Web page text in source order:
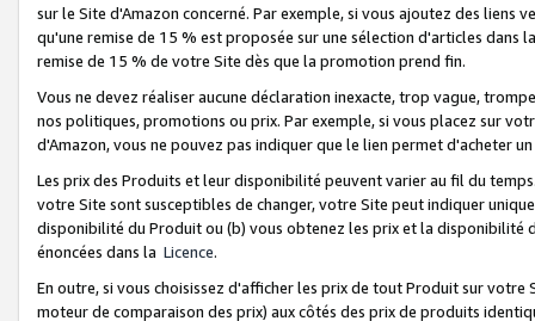
sur le Site d'Amazon concerné. Par exemple, si vous ajoutez des
qu'une remise de 15 % est proposée sur une sélection d'articles
remise de 15 % de votre Site dès que la promotion prend fin.
Vous ne devez réaliser aucune déclaration inexacte, trop vague,
nos politiques, promotions ou prix. Par exemple, si vous placez sur
d'Amazon, vous ne pouvez pas indiquer que le lien permet d'acheter
Les prix des Produits et leur disponibilité peuvent varier au fil du
votre Site sont susceptibles de changer, votre Site peut indiquer
disponibilité du Produit ou (b) vous obtenez les prix et la disponibilité
énoncées dans la Licence.
En outre, si vous choisissez d'afficher les prix de tout Produit sur
moteur de comparaison des prix) aux côtés des prix de produits